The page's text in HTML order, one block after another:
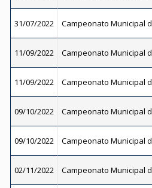
31/07/2022 Campeonato Municipal
11/09/2022 Campeonato Municipal
11/09/2022 Campeonato Municipal
09/10/2022 Campeonato Municipal
09/10/2022 Campeonato Municipal
02/11/2022 Campeonato Municipal